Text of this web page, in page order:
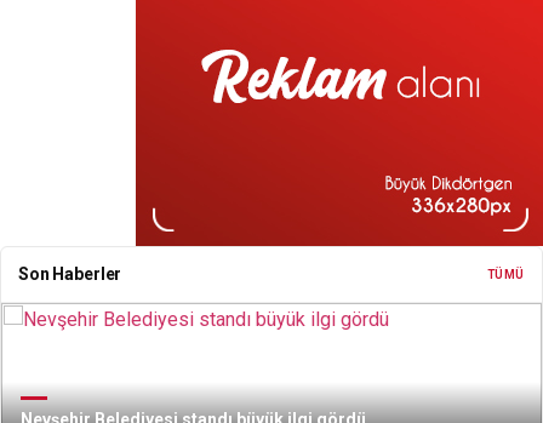
Son Haberler TÜMÜ